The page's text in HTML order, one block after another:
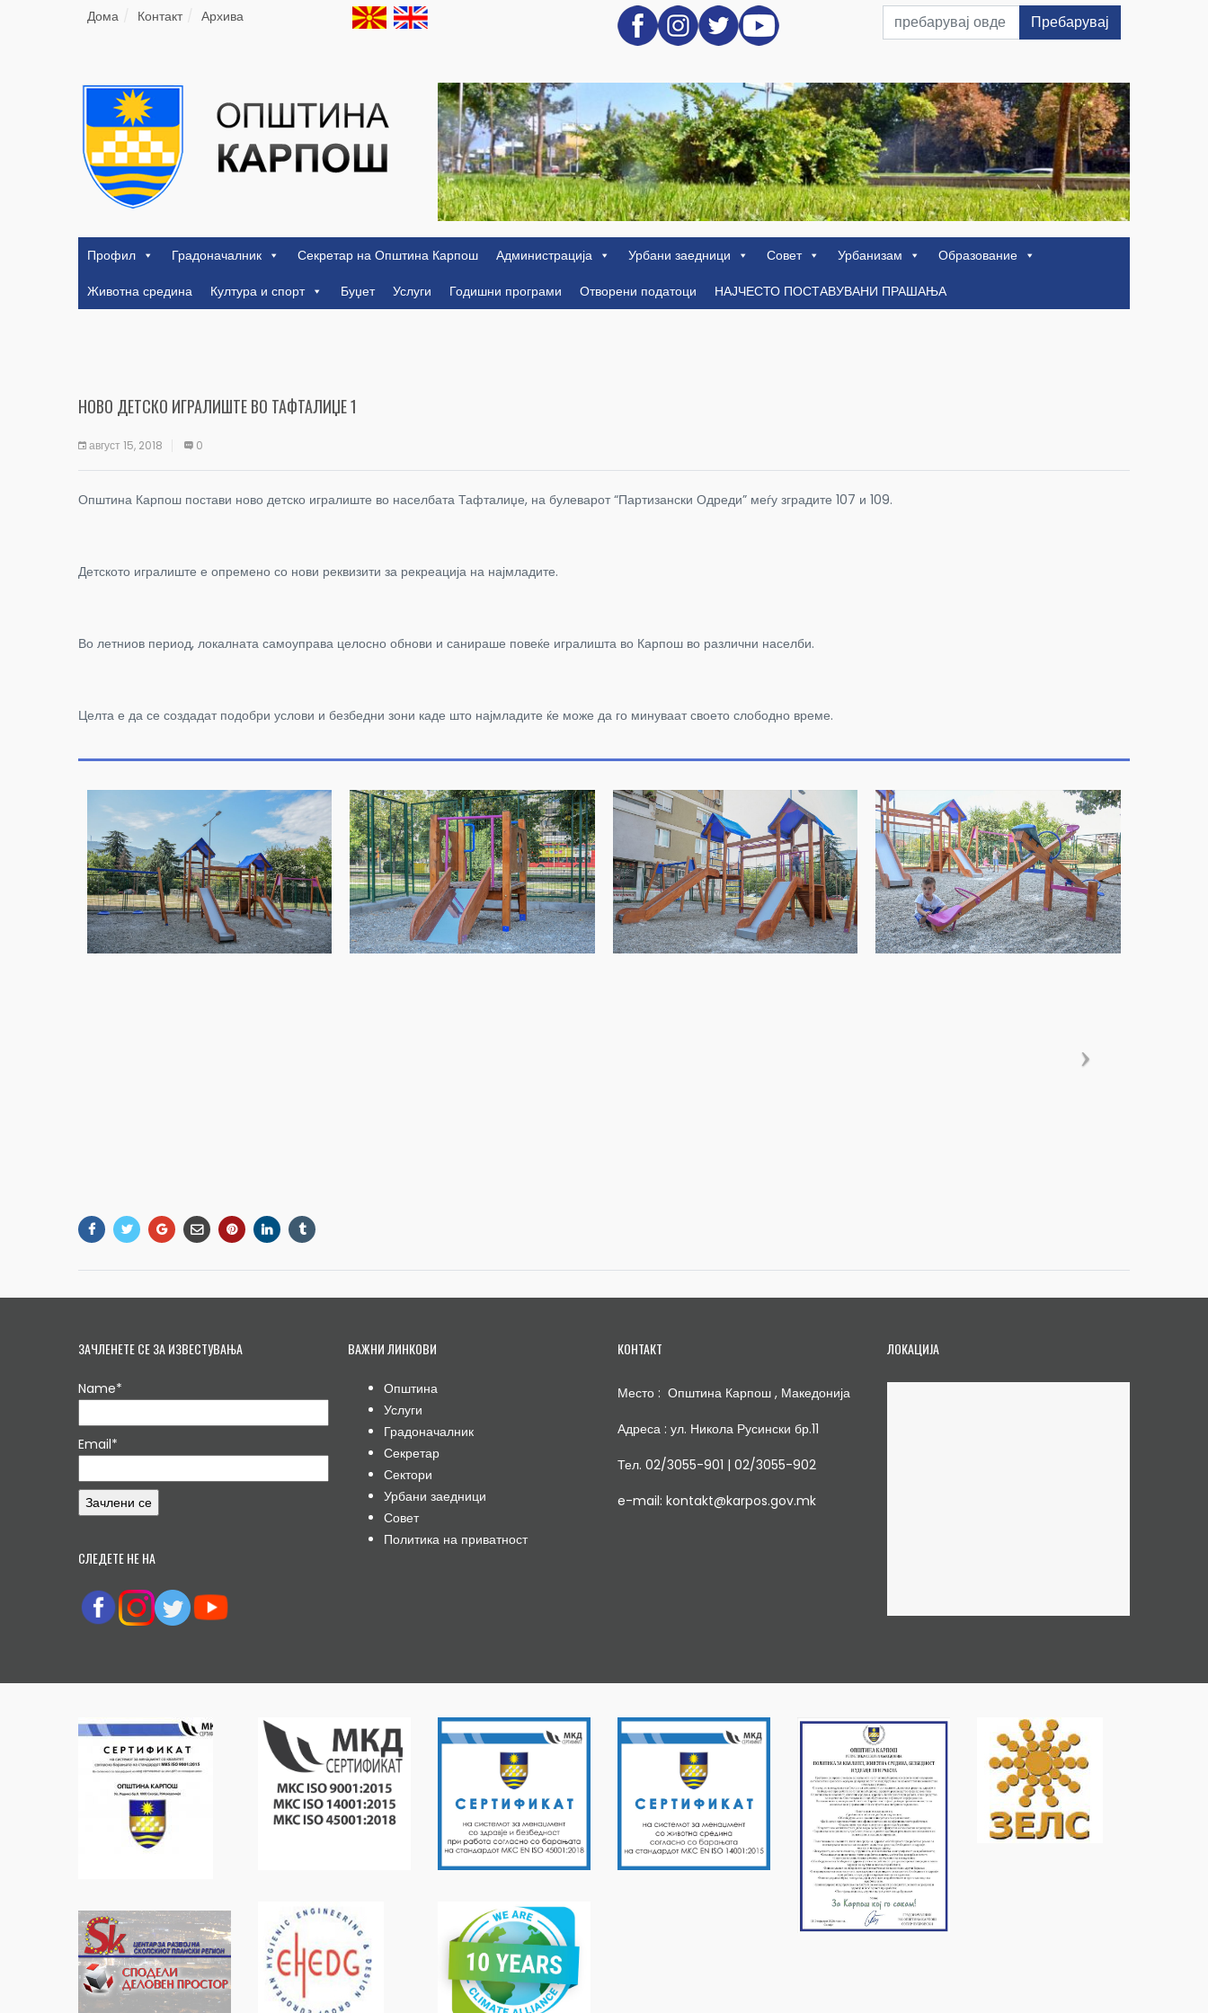
Дома Контакт Архива Пребарувај
Профил Градоначалник Секретар на Општина Карпош Администрација Урбани заедници Совет Урбанизам
Образование
Животна средина
Култура и спорт Буџет Услуги Годишни програми Отворени податоци НАЈЧЕСТО ПОСТАВУВАНИ ПРАШАЊА
НОВО ДЕТСКО ИГРАЛИШТЕ ВО ТАФТАЛИЏЕ 1
август 15, 2018 0
Општина Карпош постави ново детско игралиште во населбата Тафталиџе, на булеварот “Партизански Одреди” меѓу зградите 107 и 109.
Детското игралиште е опремено со нови реквизити за рекреација на најмладите.
Во летниов период, локалната самоуправа целосно обнови и санираше повеќе игралишта во Карпош во различни населби.
Целта е да се создадат подобри услови и безбедни зони каде што најмладите ќе може да го минуваат своето слободно време.
ЗАЧЛЕНЕТЕ СЕ ЗА ИЗВЕСТУВАЊА
Name*
Email*
СЛЕДЕТЕ НЕ НА
ВАЖНИ ЛИНКОВИ
Општина
Услуги
Градоначалник
Секретар
Сектори
Урбани заедници
Совет
Политика на приватност
КОНТАКТ
Место : Општина Карпош , Македонија
Адреса : ул. Никола Русински бр.11
Тел. 02/3055-901 | 02/3055-902
e-mail: kontakt@karpos.gov.mk
ЛОКАЦИЈА